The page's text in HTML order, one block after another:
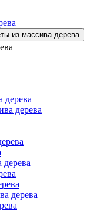
из массива дерева
дерева
дерева
дерева